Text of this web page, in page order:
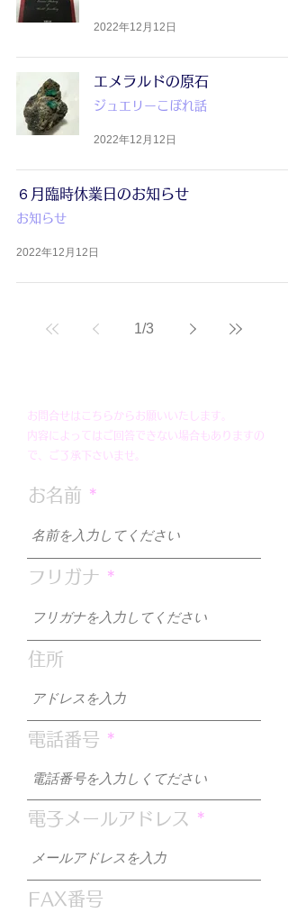
2022年12月12日
エメラルドの原石
ジュエリーこぼれ話
2022年12月12日
６月臨時休業日のお知らせ
お知らせ
2022年12月12日
1/3
お問合せはこちらからお願いいたします。
内容によってはご回答できない場合もありますの
で、ご了承下さいませ。
お名前
フリガナ
住所
電話番号
電子メールアドレス
FAX番号